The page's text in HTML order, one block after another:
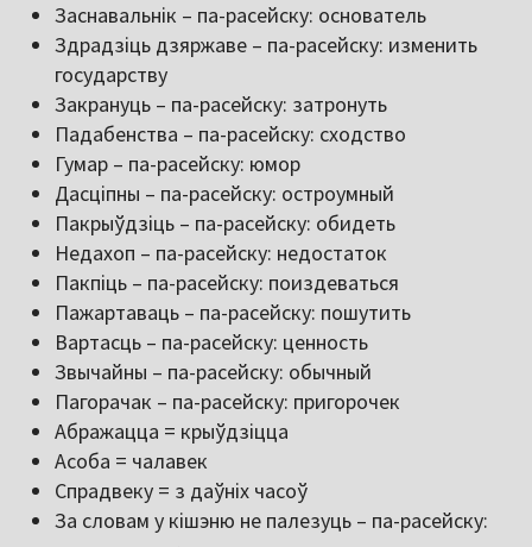
Заснавальнік – па-расейску: основатель
Здрадзіць дзяржаве – па-расейску: изменить
государству
Закрануць – па-расейску: затронуть
Падабенства – па-расейску: сходство
Гумар – па-расейску: юмор
Дасціпны – па-расейску: остроумный
Пакрыўдзіць – па-расейску: обидеть
Недахоп – па-расейску: недостаток
Пакпіць – па-расейску: поиздеваться
Пажартаваць – па-расейску: пошутить
Вартасць – па-расейску: ценность
Звычайны – па-расейску: обычный
Пагорачак – па-расейску: пригорочек
Абражацца = крыўдзіцца
Асоба = чалавек
Спрадвеку = з даўніх часоў
За словам у кішэню не палезуць – па-расейску: